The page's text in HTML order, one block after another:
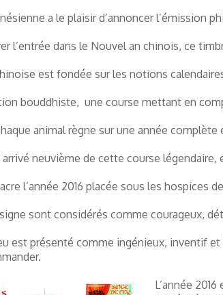
a le plaisir d’annoncer l’émission
l’entrée dans le Nouvel an chinois, ce
est fondée sur les notions
bouddhiste, une course mettant en
animal règne sur une année
neuvième de cette course légendaire,
l’année 2016 placée sous les hospices
sont considérés comme courageux,
est présenté comme ingénieux, inventif
L’année